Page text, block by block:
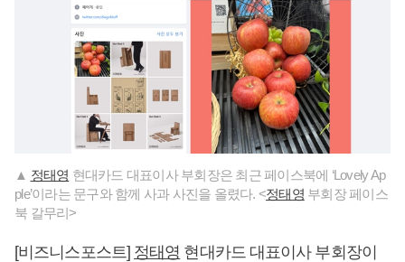
▲ 정태영 현대카드 대표이사 부회장은 최근 페이스북에 ‘Lovely Ap
ple’이라는 문구와 함께 사과 사진을 올렸다. <정태영 부회장 페이스
북 갈무리>
[비즈니스포스트] 정태영 현대카드 대표이사 부회장이